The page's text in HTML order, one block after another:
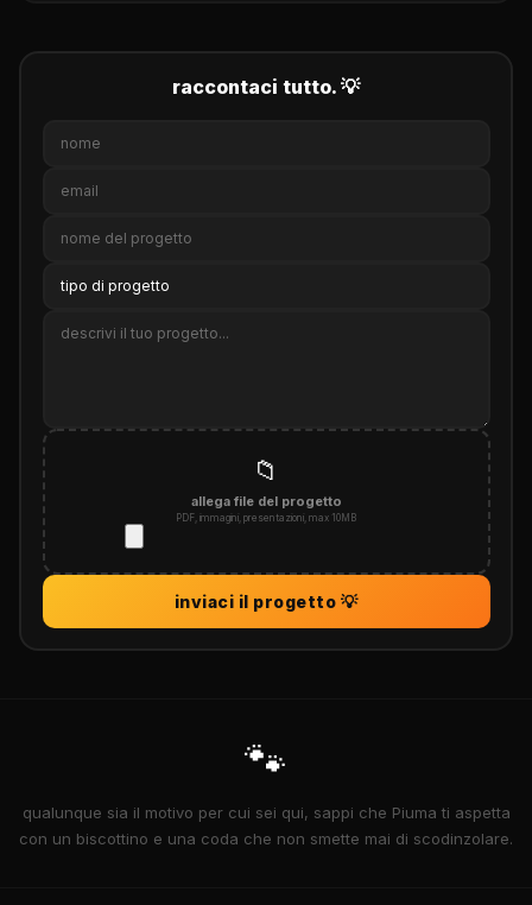
raccontaci tutto. 💡
📁
allega file del progetto
PDF, immagini, presentazioni, max 10MB
🐾
qualunque sia il motivo per cui sei qui, sappi che Piuma ti aspetta
con un biscottino e una coda che non smette mai di scodinzolare.